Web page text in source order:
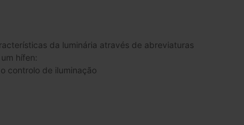
da luminária através de abreviaturas
hífen:
controlo de iluminação